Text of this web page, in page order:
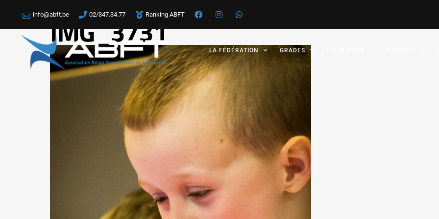
info@abft.be 02/347.34.77 Ranking ABFT
LA FÉDÉRATION GRADES
IMG_3731